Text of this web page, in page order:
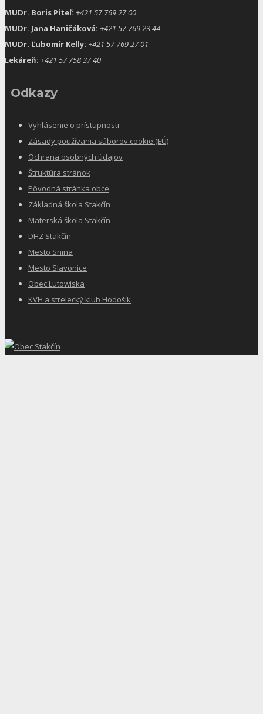
MUDr. Boris Piteľ: +421 57 769 27 00
MUDr. Jana Haničáková: +421 57 769 23 44
MUDr. Ľubomír Kelly: +421 57 769 27 01
Lekáreň: +421 57 758 37 40
Odkazy
Vyhlásenie o prístupnosti
Zásady používania súborov cookie (EÚ)
Ochrana osobných údajov
Štruktúra stránok
Pôvodná stránka obce
Základná škola Stakčín
Materská škola Stakčín
DHZ Stakčín
Mesto Snina
Mesto Slavonice
Obec Lutowiska
KVH a strelecký klub Hodošík